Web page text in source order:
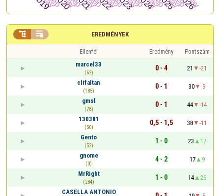
EREDMÉNYEK
 
Ellenfél Eredmény
Pontszám
marcel33
(62)
0 - 4 21
-21
clifaltan
(185)
0 - 1 30
-9
gmsl
(78)
0 - 1 44
-14
130381
(50)
0,5 - 1,5 38
-11
Gento
(52)
1 - 0 23
17
gnome
(0)
4 - 2 17
9
MrRight
(284)
1 - 0 14
26
CASELLA ANTONIO